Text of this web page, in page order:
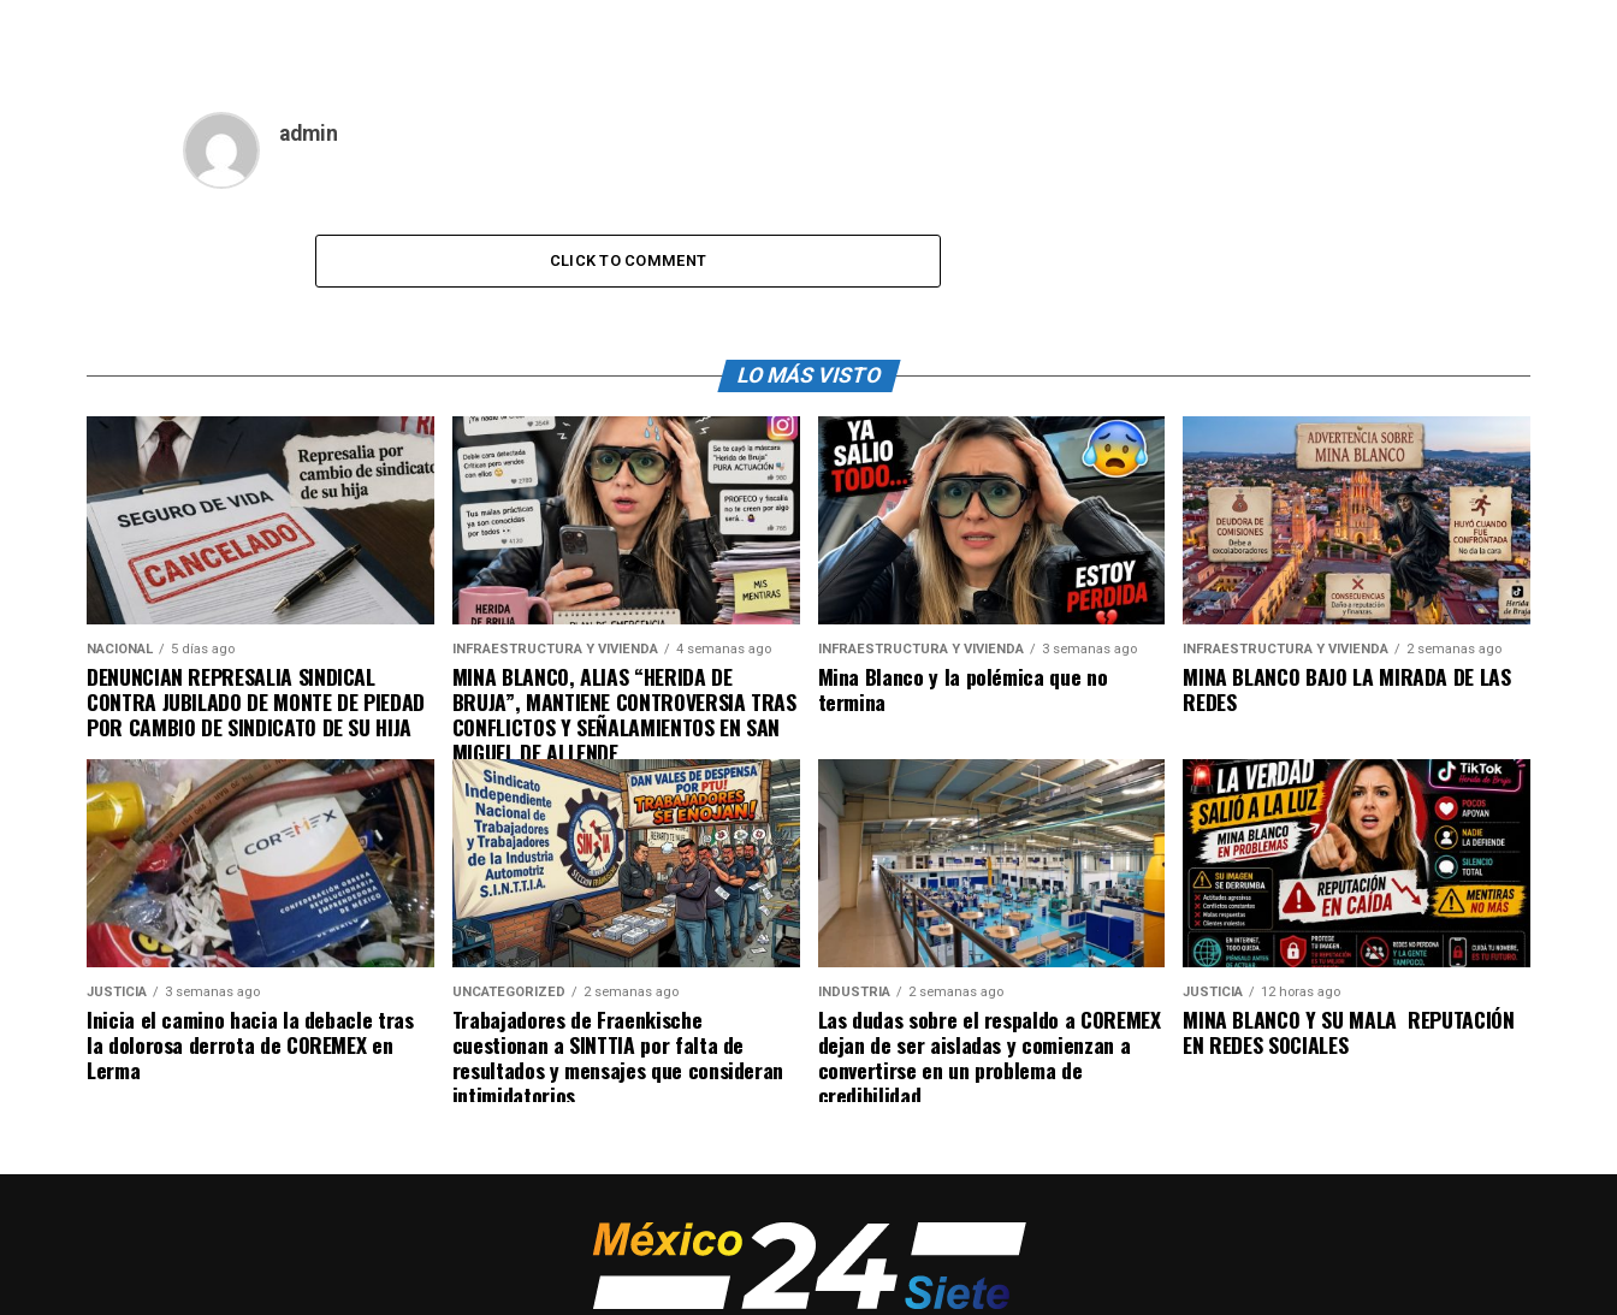
admin
CLICK TO COMMENT
LO MÁS VISTO
NACIONAL 5 días ago
DENUNCIAN REPRESALIA SINDICAL
CONTRA JUBILADO DE MONTE DE PIEDAD
POR CAMBIO DE SINDICATO DE SU HIJA
INFRAESTRUCTURA Y VIVIENDA 4 semanas ago
MINA BLANCO, ALIAS “HERIDA DE
BRUJA”, MANTIENE CONTROVERSIA TRAS
CONFLICTOS Y SEÑALAMIENTOS EN SAN
MIGUEL DE ALLENDE
INFRAESTRUCTURA Y VIVIENDA 3 semanas ago
Mina Blanco y la polémica que no
termina
INFRAESTRUCTURA Y VIVIENDA 2 semanas ago
MINA BLANCO BAJO LA MIRADA DE LAS
REDES
JUSTICIA 3 semanas ago
Inicia el camino hacia la debacle tras
la dolorosa derrota de COREMEX en
Lerma
UNCATEGORIZED 2 semanas ago
Trabajadores de Fraenkische
cuestionan a SINTTIA por falta de
resultados y mensajes que consideran
intimidatorios
INDUSTRIA 2 semanas ago
Las dudas sobre el respaldo a COREMEX
dejan de ser aisladas y comienzan a
convertirse en un problema de
credibilidad
JUSTICIA 12 horas ago
MINA BLANCO Y SU MALA REPUTACIÓN
EN REDES SOCIALES